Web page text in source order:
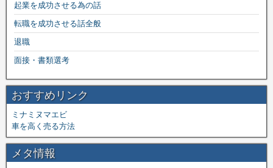
起業を成功させる為の話
転職を成功させる話全般
退職
面接・書類選考
おすすめリンク
ミナミヌマエビ
車を高く売る方法
メタ情報